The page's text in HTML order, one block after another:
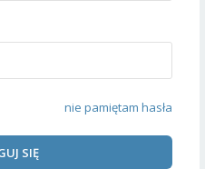
nie pamiętam hasła
SIĘ